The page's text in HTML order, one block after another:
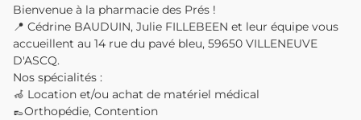
Bienvenue à la pharmacie des Prés !
📍 Cédrine BAUDUIN, Julie FILLEBEEN et leur équipe vous
accueillent au 14 rue du pavé bleu, 59650 VILLENEUVE
D'ASCQ.
Nos spécialités :
🦽 Location et/ou achat de matériel médical
👞Orthopédie, Contention